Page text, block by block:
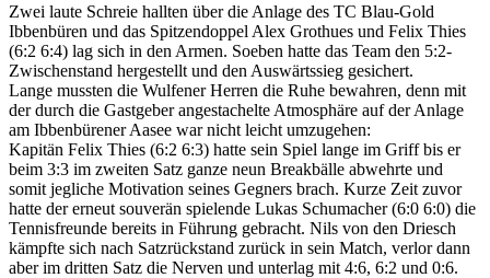
Zwei laute Schreie hallten über die Anlage des TC Blau-Gold
Ibbenbüren und das Spitzendoppel Alex Grothues und Felix Thies
(6:2 6:4) lag sich in den Armen. Soeben hatte das Team den 5:2-
Zwischenstand hergestellt und den Auswärtssieg gesichert.
Lange mussten die Wulfener Herren die Ruhe bewahren, denn mit
der durch die Gastgeber angestachelte Atmosphäre auf der Anlage
am Ibbenbürener Aasee war nicht leicht umzugehen:
Kapitän Felix Thies (6:2 6:3) hatte sein Spiel lange im Griff bis er
beim 3:3 im zweiten Satz ganze neun Breakbälle abwehrte und
somit jegliche Motivation seines Gegners brach. Kurze Zeit zuvor
hatte der erneut souverän spielende Lukas Schumacher (6:0 6:0) die
Tennisfreunde bereits in Führung gebracht. Nils von den Driesch
kämpfte sich nach Satzrückstand zurück in sein Match, verlor dann
aber im dritten Satz die Nerven und unterlag mit 4:6, 6:2 und 0:6.